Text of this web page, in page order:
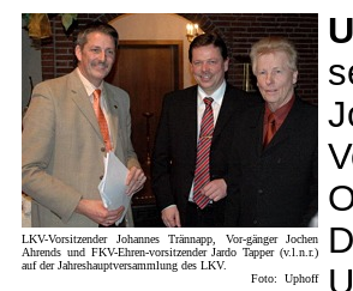
LKV-Vorsitzender Johannes Trännapp, Vor-gänger Jochen
Ahrends und FKV-Ehren-vorsitzender Jardo Tapper (v.l.n.r.)
auf der Jahreshauptversammlung des LKV.
Foto: Uphoff